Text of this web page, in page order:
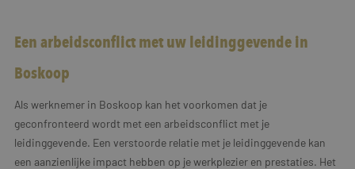
Een arbeidsconflict met uw leidinggevende in
Boskoop
Als werknemer in Boskoop kan het voorkomen dat je
geconfronteerd wordt met een arbeidsconflict met je
leidinggevende. Een verstoorde relatie met je leidinggevende kan
een aanzienlijke impact hebben op je werkplezier en prestaties. Het